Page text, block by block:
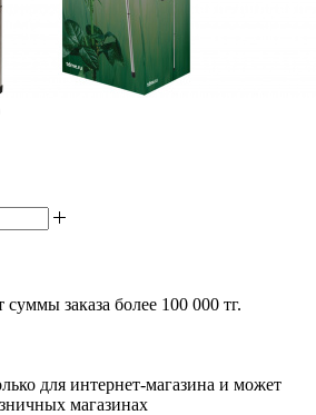
суммы заказа более 100 000 тг.
для интернет-магазина и может
магазинах